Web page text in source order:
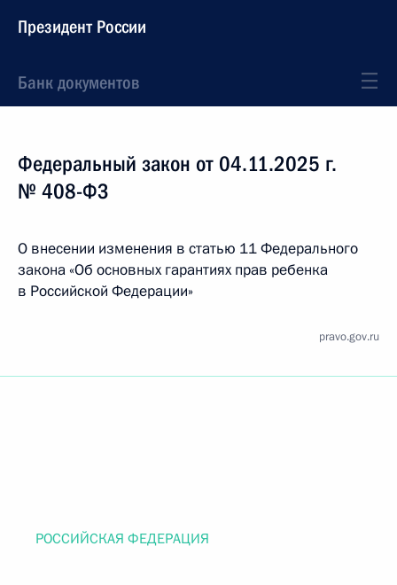
Президент России
Банк документов
Федеральный закон от 04.11.2025 г.
№ 408-ФЗ
О внесении изменения в статью 11 Федерального
закона «Об основных гарантиях прав ребенка
в Российской Федерации»
pravo.gov.ru
РОССИЙСКАЯ ФЕДЕРАЦИЯ